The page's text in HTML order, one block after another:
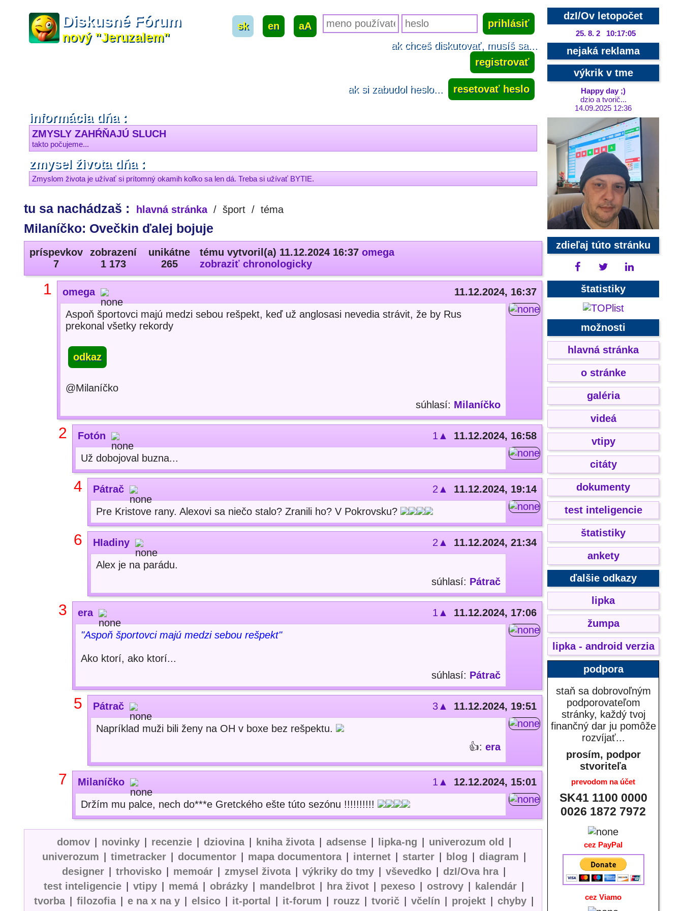
Diskusné Fórum
nový "Jeruzalem"
sk en
aA
ak chceš diskutovať, musíš sa...
registrovať
ak si zabudol heslo... resetovať heslo
informácia dňa :
ZMYSLY ZAHŔŇAJÚ SLUCH
takto počujeme...
zmysel života dňa :
Zmyslom života je užívať si prítomný okamih koľko sa len dá. Treba si užívať BYTIE.
tu sa nachádzaš : hlavná stránka / šport / téma
Milaníčko: Ovečkin ďalej bojuje
príspevkov
7
zobrazení
1 173
unikátne
265
tému vytvoril(a) 11.12.2024 16:37 omega
zobraziť chronologicky
1 omega
11.12.2024, 16:37
Aspoň športovci majú medzi sebou rešpekt, keď už anglosasi nevedia strávit, že by Rus
prekonal všetky rekordy
odkaz
@Milaníčko
súhlasí: Milaníčko
2 Fotón 1▲
11.12.2024, 16:58
Už dobojoval buzna...
4 Pátrač 2▲
11.12.2024, 19:14
Pre Kristove rany. Alexovi sa niečo stalo? Zranili ho? V Pokrovsku?
6 HIadiny 2▲
11.12.2024, 21:34
Alex je na parádu.
súhlasí: Pátrač
3 era 1▲
11.12.2024, 17:06
"Aspoň športovci majú medzi sebou rešpekt"
Ako ktorí, ako ktorí...
súhlasí: Pátrač
5 Pátrač 3▲
11.12.2024, 19:51
Napríklad muži bili ženy na OH v boxe bez rešpektu.
👍: era
7 Milaníčko 1▲
12.12.2024, 15:01
Držím mu palce, nech do***e Gretckého ešte túto sezónu !!!!!!!!!!
domov novinky recenzie dziovina kniha života adsense lipka-ng univerozum old
univerozum
timetracker documentor mapa documentora internet starter blog diagram
designer
trhovisko memoár zmysel života výkriky do tmy vševedko dzI/Ova hra
test inteligencie
vtipy memá obrázky mandelbrot hra život pexeso ostrovy kalendár
tvorba
filozofia e na x na y elsico it-portal it-forum rouzz tvorič včelín projekt chyby
dzI/Ov letopočet
25. 8. 2 10:17:05
nejaká reklama
výkrik v tme
Happy day ;)
dzio a tvorič...
14.09.2025 12:36
zdieľaj túto stránku
štatistiky
možnosti
hlavná stránka
o stránke
galéria
videá
vtipy
citáty
dokumenty
test inteligencie
štatistiky
ankety
ďalšie odkazy
lipka
žumpa
lipka - android verzia
podpora
staň sa dobrovoľným
podporovateľom
stránky, každý tvoj
finančný dar ju pomôže
rozvíjať...
prosím, podpor
stvoriteľa
prevodom na účet
SK41 1100 0000
0026 1872 7972
cez PayPal
cez Viamo